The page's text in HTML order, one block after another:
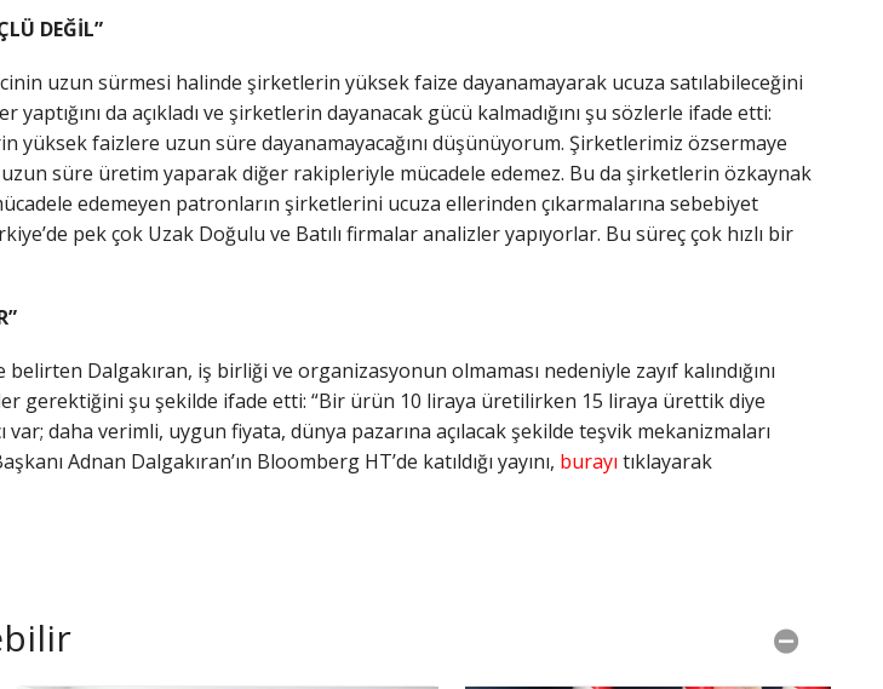
DEĞİL”
uzun sürmesi halinde şirketlerin yüksek faize dayanamayarak ucuza satılabileceğini
da açıkladı ve şirketlerin dayanacak gücü kalmadığını şu sözlerle ifade etti:
yüksek faizlere uzun süre dayanamayacağını düşünüyorum. Şirketlerimiz özsermaye
süre üretim yaparak diğer rakipleriyle mücadele edemez. Bu da şirketlerin özkaynak
edemeyen patronların şirketlerini ucuza ellerinden çıkarmalarına sebebiyet
pek çok Uzak Doğulu ve Batılı firmalar analizler yapıyorlar. Bu süreç çok hızlı bir
Dalgakıran, iş birliği ve organizasyonun olmaması nedeniyle zayıf kalındığını
gerektiğini şu şekilde ifade etti: “Bir ürün 10 liraya üretilirken 15 liraya ürettik diye
daha verimli, uygun fiyata, dünya pazarına açılacak şekilde teşvik mekanizmaları
Adnan Dalgakıran’ın Bloomberg HT’de katıldığı yayını, burayı tıklayarak